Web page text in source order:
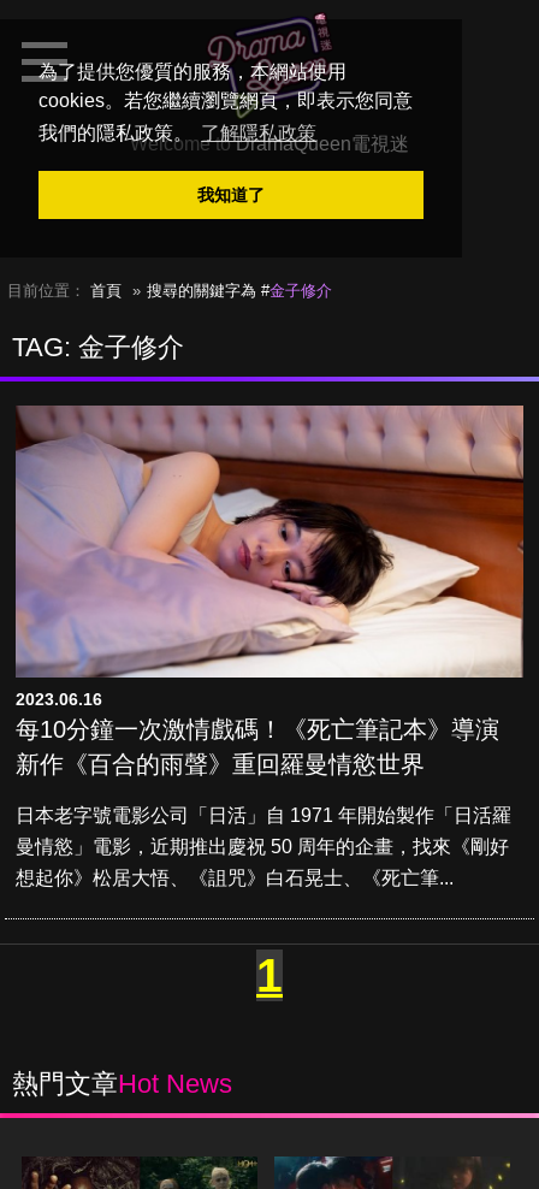
為了提供您優質的服務，本網站使用
cookies。若您繼續瀏覽網頁，即表示您同意
我們的隱私政策。
了解隱私政策
我知道了
Welcome toDramaQueen電視迷
目前位置： 首頁 搜尋的關鍵字為 #金子修介
TAG: 金子修介
2023.06.16
每10分鐘一次激情戲碼！《死亡筆記本》導演
新作《百合的雨聲》重回羅曼情慾世界
日本老字號電影公司「日活」自 1971 年開始製作「日活羅
曼情慾」電影，近期推出慶祝 50 周年的企畫，找來《剛好
想起你》松居大悟、《詛咒》白石晃士、《死亡筆...
1
熱門文章Hot News